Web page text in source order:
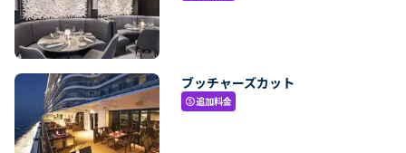
ブッチャーズカット
paid追加料金